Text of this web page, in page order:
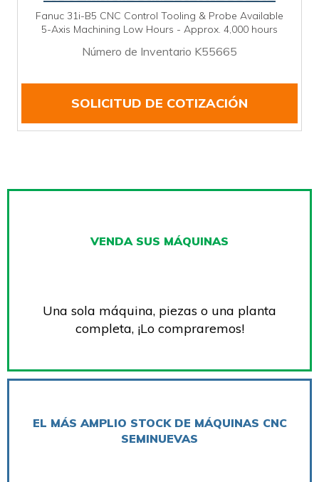
Fanuc 31i-B5 CNC Control Tooling & Probe Available
5-Axis Machining Low Hours - Approx. 4,000 hours
Número de Inventario K55665
SOLICITUD DE COTIZACIÓN
VENDA SUS MÁQUINAS
Una sola máquina, piezas o una planta
completa, ¡Lo compraremos!
EL MÁS AMPLIO STOCK DE MÁQUINAS CNC
SEMINUEVAS